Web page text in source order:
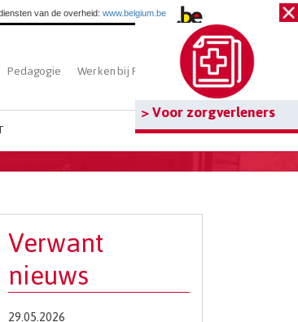
> Voor zorgverleners
van de overheid: www.belgium.be
Pedagogie Werken bij Fedasil Zoeken
Verwant
nieuws
29.05.2026